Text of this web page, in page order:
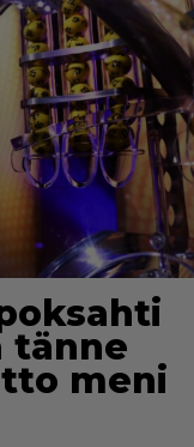
tänne
meni